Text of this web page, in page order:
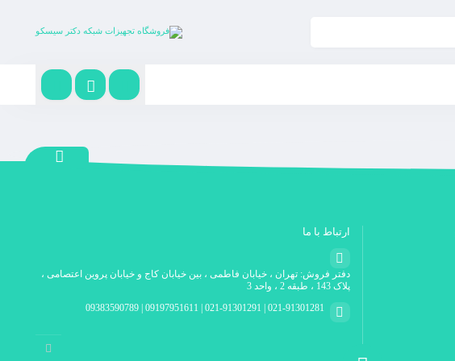
ارتباط با ما
دفتر فروش: تهران ، خیابان فاطمی ، بین خیابان کاج و خیابان پروین اعتصامی ،
پلاک 143 ، طبقه 2 ، واحد 3
021-91301281 | 021-91301291 | 09197951611 | 09383590789